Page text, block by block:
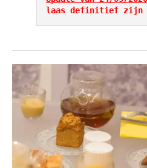
laas definitief zijn